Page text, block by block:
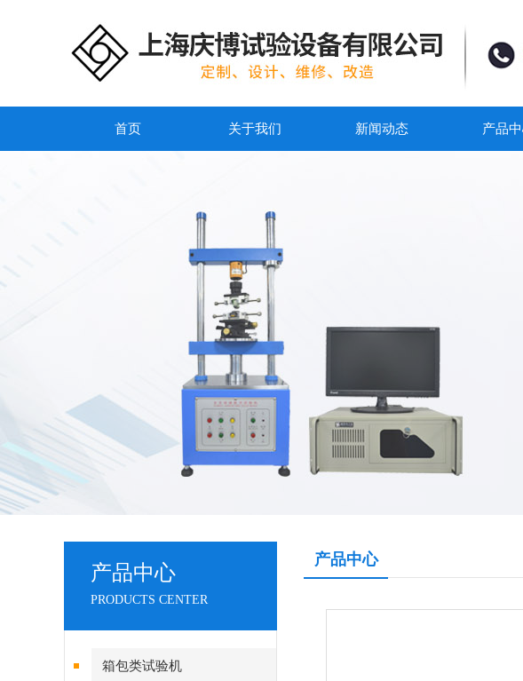
首页 关于我们 新闻动态 产品
产品中心
PRODUCTS CENTER
箱包类试验机
产品中心